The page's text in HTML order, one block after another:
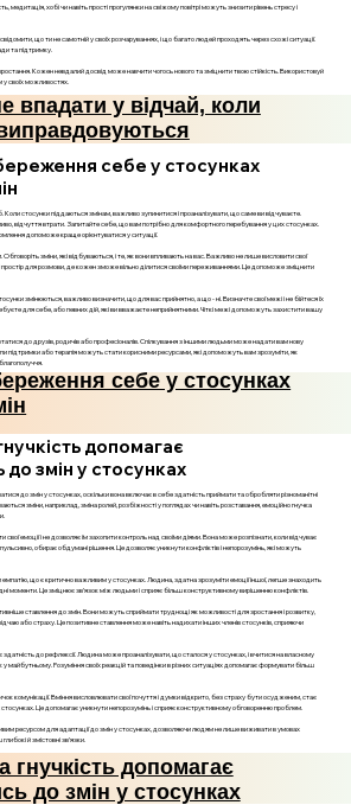
медитація, хобі чи навіть прості прогулянки на свіжому повітрі можуть знизити рівень стресу і
що ти не самотній у своїх розчаруваннях, і що багато людей проходять через схожі ситуації.
та підтримку.
Кожен невдалий досвід може навчити чогось нового та зміцнити твою стійкість. Використовуй
у своїх можливостях.
впадати у відчай, коли
себе у стосунках
Коли стосунки піддаються змінам, важливо зупинитися і проаналізувати, що саме ви відчуваєте.
відчуття втрати. Запитайте себе, що вам потрібно для комфортного перебування у цих стосунках.
допоможе краще орієнтуватися у ситуації.
Обговоріть зміни, які відбуваються, і те, як вони впливають на вас. Важливо не лише висловити свої
простір для розмови, де кожен зможе вільно ділитися своїми переживаннями. Це допоможе зміцнити
змінюються, важливо визначити, що для вас прийнятно, а що - ні. Визначте свої межі і не бійтеся їх
для себе, або певних дій, які ви вважаєте неприйнятними. Чіткі межі допоможуть захистити вашу
до друзів, родичів або професіоналів. Спілкування з іншими людьми може надати вам нову
підтримки або терапія можуть стати корисними ресурсами, які допоможуть вам зрозуміти, як
себе у стосунках
допомагає
до змін у стосунках
до змін у стосунках, оскільки вона включає в себе здатність приймати та обробляти різноманітні
зміни, наприклад, зміна ролей, розбіжності у поглядах чи навіть розставання, емоційно гнучка
емоції і не дозволяє їм захопити контроль над своїми діями. Вона може розпізнати, коли відчуває
обирає обдумані рішення. Це дозволяє уникнути конфліктів і непорозумінь, які можуть
емпатію, що є критично важливим у стосунках. Людина, здатна зрозуміти емоції іншої, легше знаходить
моменти. Це зміцнює зв’язок між людьми і сприяє більш конструктивному вирішенню конфліктів.
ставлення до змін. Вони можуть сприймати труднощі як можливості для зростання і розвитку,
або страху. Це позитивне ставлення може навіть надихати інших членів стосунків, сприяючи
до рефлексії. Людина може проаналізувати, що сталося у стосунках, і вчитися на власному
майбутньому. Розуміння своїх реакцій та поведінки в різних ситуаціях допомагає формувати більш
комунікації. Вміння висловлювати свої почуття і думки відкрито, без страху бути осудженим, стає
Це допомагає уникнути непорозумінь і сприяє конструктивному обговоренню проблем.
ресурсом для адаптації до змін у стосунках, дозволяючи людям не лише виживати в умовах
й змістовні зв’язки.
гнучкість допомагає
до змін у стосунках